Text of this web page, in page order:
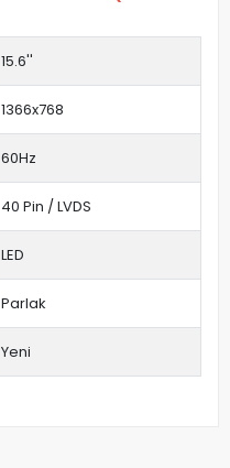
15.6''
1366x768
60Hz
40 Pin / LVDS
LED
Parlak
Yeni